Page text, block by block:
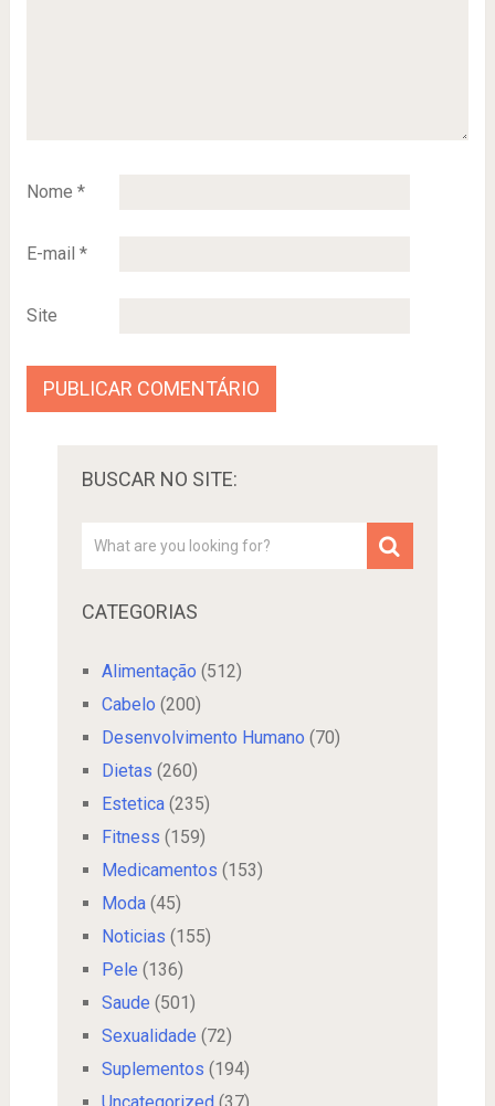
Nome *
E-mail *
Site
BUSCAR NO SITE:
CATEGORIAS
Alimentação (512)
Cabelo (200)
Desenvolvimento Humano (70)
Dietas (260)
Estetica(235)
Fitness (159)
Medicamentos (153)
Moda(45)
Noticias (155)
Pele (136)
Saude (501)
Sexualidade (72)
Suplementos (194)